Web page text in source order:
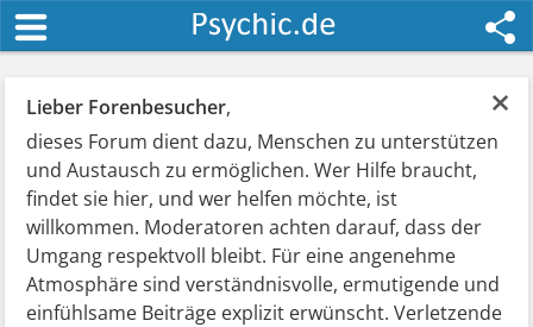
×
Lieber Forenbesucher,
dieses Forum dient dazu, Menschen zu unterstützen
und Austausch zu ermöglichen. Wer Hilfe braucht,
findet sie hier, und wer helfen möchte, ist
willkommen. Moderatoren achten darauf, dass der
Umgang respektvoll bleibt. Für eine angenehme
Atmosphäre sind verständnisvolle, ermutigende und
einfühlsame Beiträge explizit erwünscht. Verletzende